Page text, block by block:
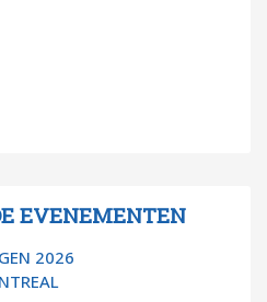
EVENEMENTEN
2026